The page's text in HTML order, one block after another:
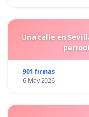
Una calle en
901 firmas
6 May 2026